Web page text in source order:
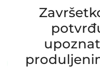
ROVER 2.2
LR002589,
20-1-7/1/ob
Novo |
Dostupno uz